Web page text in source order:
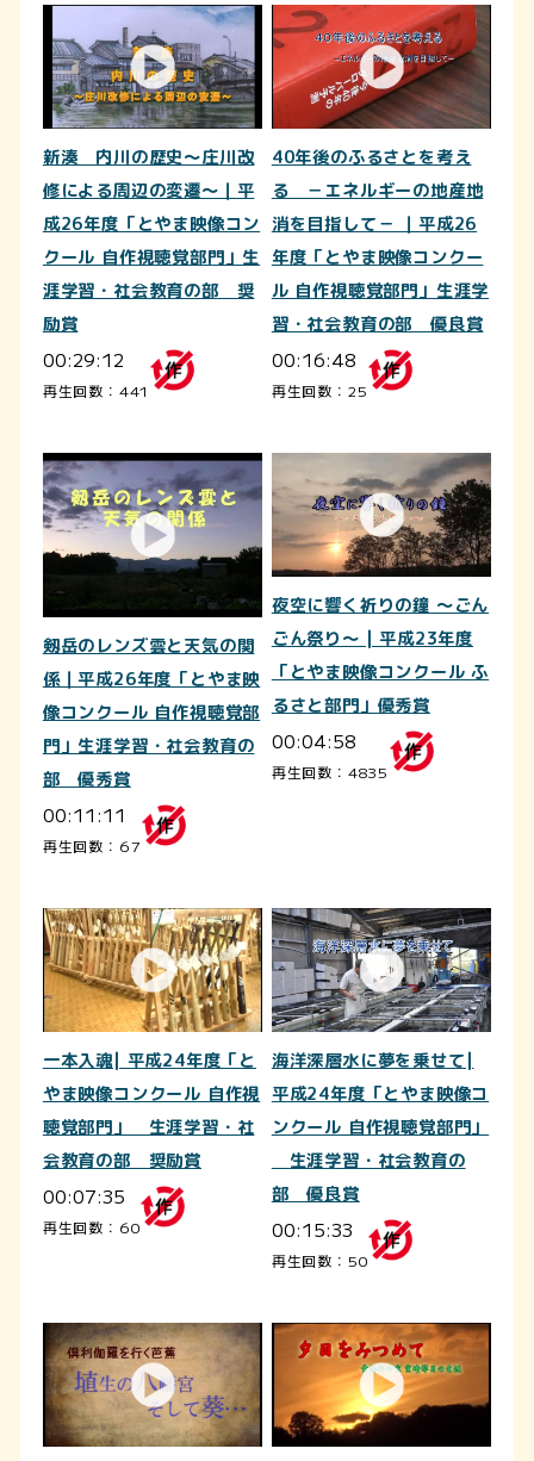
新湊 内川の歴史～庄川改
修による周辺の変遷～｜平
成26年度「とやま映像コン
クール 自作視聴覚部門」生
涯学習・社会教育の部 奨
励賞
00:29:12
再生回数：441
40年後のふるさとを考え
る －エネルギーの地産地
消を目指して－ ｜平成26
年度「とやま映像コンクー
ル 自作視聴覚部門」生涯学
習・社会教育の部 優良賞
00:16:48
再生回数：25
剱岳のレンズ雲と天気の関
係｜平成26年度「とやま映
像コンクール 自作視聴覚部
門」生涯学習・社会教育の
部 優秀賞
00:11:11
再生回数：67
夜空に響く祈りの鐘 ～ごん
ごん祭り～ | 平成23年度
「とやま映像コンクール ふ
るさと部門」優秀賞
00:04:58
再生回数：4835
一本入魂| 平成24年度「と
やま映像コンクール 自作視
聴覚部門」 生涯学習・社
会教育の部 奨励賞
00:07:35
再生回数：60
海洋深層水に夢を乗せて|
平成24年度「とやま映像コ
ンクール 自作視聴覚部門」
生涯学習・社会教育の
部 優良賞
00:15:33
再生回数：50